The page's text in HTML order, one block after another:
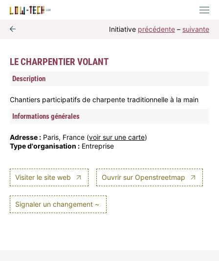
Initiative précédente – suivante
LE CHARPENTIER VOLANT
Description
Chantiers participatifs de charpente traditionnelle à la main
Informations générales
Adresse : Paris, France (voir sur une carte)
Type d'organisation : Entreprise
Visiter le site web Ouvrir sur Openstreetmap
Signaler un changement ~